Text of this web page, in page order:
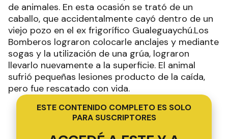
de animales. En esta ocasión se trató de un
caballo, que accidentalmente cayó dentro de un
viejo pozo en el ex frigorífico Gualeguaychú.Los
Bomberos lograron colocarle anclajes y mediante
sogas y la utilización de una grúa, lograron
llevarlo nuevamente a la superficie. El animal
sufrió pequeñas lesiones producto de la caída,
pero fue rescatado con vida.
ESTE CONTENIDO COMPLETO ES SOLO
PARA SUSCRIPTORES